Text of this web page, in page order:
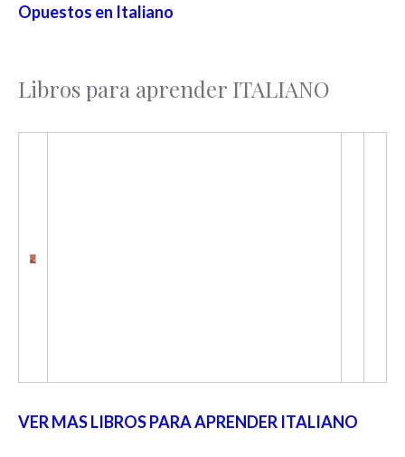
Opuestos en Italiano
Libros para aprender ITALIANO
VER MAS LIBROS PARA APRENDER ITALIANO